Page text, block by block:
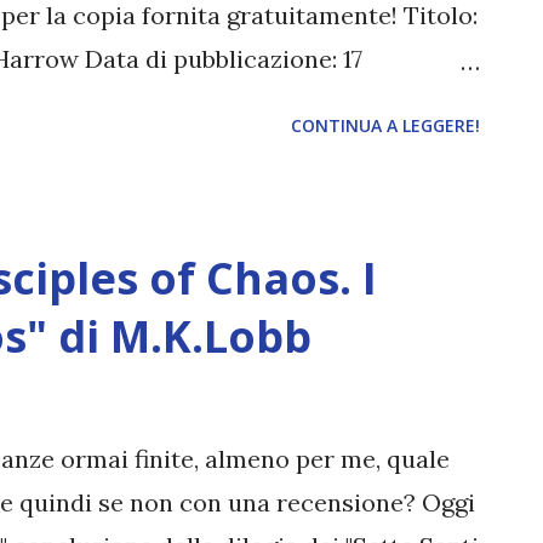
la copia fornita gratuitamente! Titolo:
Data di pubblicazione: 17
lontano da Eden, nel Kentucky, un
la sua sfortuna e la scrittrice E.
Sottomondo, misteriosamente
dietro di sé solo chiacchiere e
alberi. Tutti concordano su un fatto:
suo bizzarro, misantropo proprietario,
CONTINUA A LEGGERE!
of Chaos. I
di M.K.Lobb
ormai finite, almeno per me, quale
se non con una recensione? Oggi